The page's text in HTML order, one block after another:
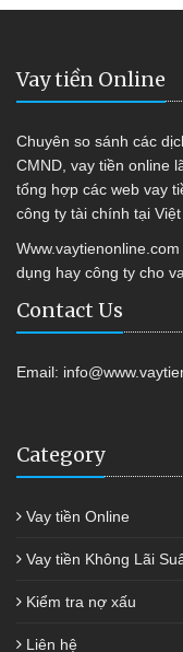
Vay tiền Online
Chuyên so sánh các
CMND, vay tiền online
tổng hợp các web vay
công ty tài chính tại
dụng hay công ty cho
Contact Us
Email:
Category
Vay tiền Online
Vay tiền Không Lãi
Kiểm tra nợ xấu
Liên hệ